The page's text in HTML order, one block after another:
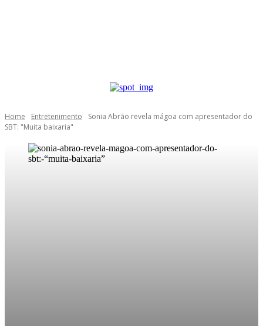
Home Entretenimento
Sonia Abrão revela mágoa com apresentador do
SBT: "Muita baixaria"